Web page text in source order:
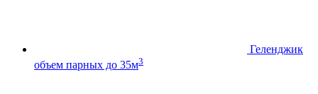
Геленджик
объем парных до 35м3